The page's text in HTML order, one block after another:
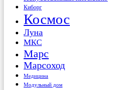
Киборг
Космос
Луна
МКС
Марс
Марсоход
Медицина
Модульный дом